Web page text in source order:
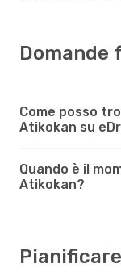
Domande
Come posso
Atikokan su
Quando è il
Atikokan?